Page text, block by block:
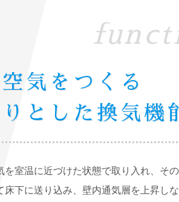
気をつくる
とした換気
を室温に近づけた状態で取り入れ、そ
床下に送り込み、壁内通気層を上昇し